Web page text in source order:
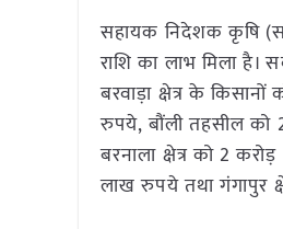
सहायक निदेशक कृषि
राशि का लाभ मिला है।
बरवाड़ा क्षेत्र के
रुपये, बौंली तहसील को
बरनाला क्षेत्र को 2
लाख रुपये तथा गंगापुर